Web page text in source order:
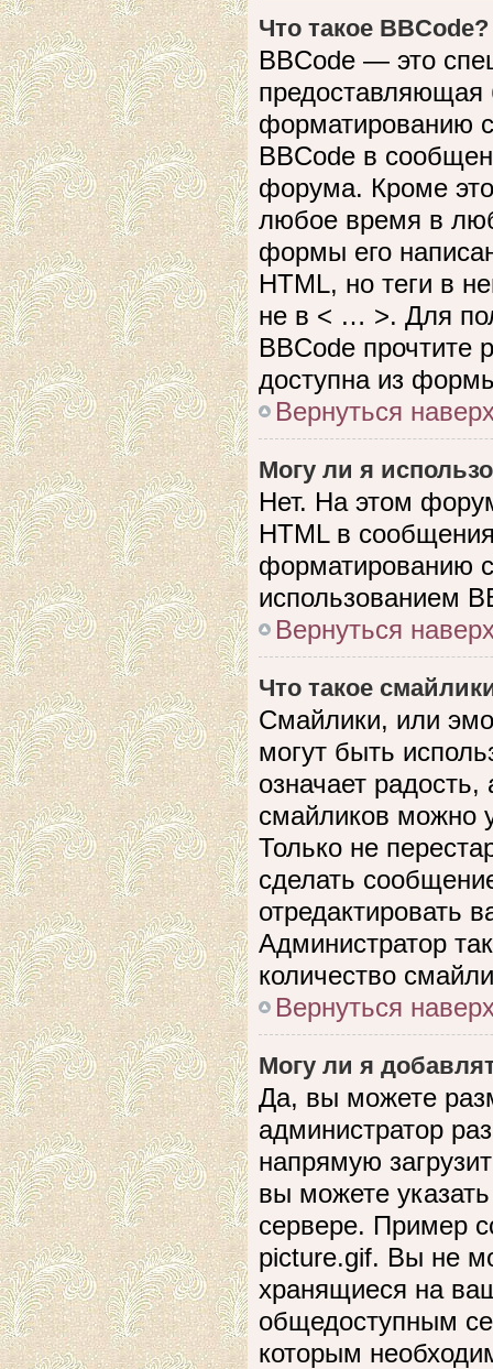
Что такое BBCode?
BBCode — это
предоставляющая
форматированию
BBCode в
форума. Кроме
любое время в
формы его
HTML, но теги в
не в < … >. Для
BBCode прочтите
доступна из
Вернуться
Могу ли я
Нет. На этом
HTML в
форматированию
использованием
Вернуться
Что такое
Смайлики, или
могут быть
означает
смайликов можно
Только не
сделать
отредактировать
Администратор
количество
Вернуться
Могу ли я
Да, вы можете
администратор
напрямую
вы можете
сервере. Пример
picture.gif. Вы не
хранящиеся на
общедоступным
которым